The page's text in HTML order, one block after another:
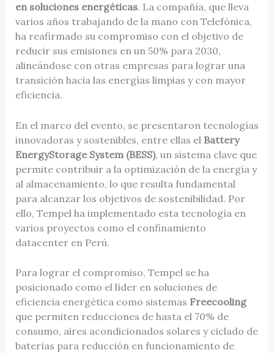
en soluciones energéticas. La compañía, que lleva
varios años trabajando de la mano con Telefónica,
ha reafirmado su compromiso con el objetivo de
reducir sus emisiones en un 50% para 2030,
alineándose con otras empresas para lograr una
transición hacia las energías limpias y con mayor
eficiencia.
En el marco del evento, se presentaron tecnologías
innovadoras y sostenibles, entre ellas el Battery
EnergyStorage System (BESS), un sistema clave que
permite contribuir a la optimización de la energía y
al almacenamiento, lo que resulta fundamental
para alcanzar los objetivos de sostenibilidad. Por
ello, Tempel ha implementado esta tecnología en
varios proyectos como el confinamiento
datacenter en Perú.
Para lograr el compromiso, Tempel se ha
posicionado como el líder en soluciones de
eficiencia energética como sistemas Freecooling
que permiten reducciones de hasta el 70% de
consumo, aires acondicionados solares y ciclado de
baterías para reducción en funcionamiento de